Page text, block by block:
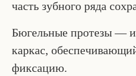
часть зубного ряда
Бюгельные протезы —
каркас,
фиксацию.